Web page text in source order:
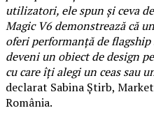
utilizatori, ele spun și ceva
Magic V6 demonstrează că
oferi performanță de
deveni un obiect de design
cu care îți alegi un ceas sau
declarat Sabina Știrb,
România.